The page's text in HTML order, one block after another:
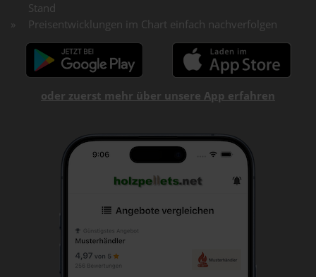
Stand
Preisentwicklungen im Chart einfach nachverfolgen
oder zuerst mehr über unsere App erfahren